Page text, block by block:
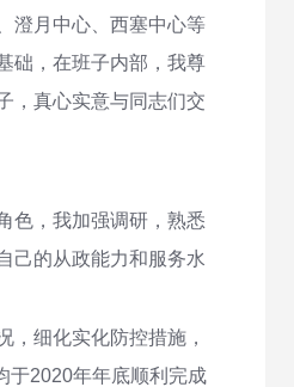
澄月中心、西塞中心等
础，在班子内部，我尊
，真心实意与同志们交
色，我加强调研，熟悉
己的从政能力和服务水
细化实化防控措施，
于2020年年底顺利完成